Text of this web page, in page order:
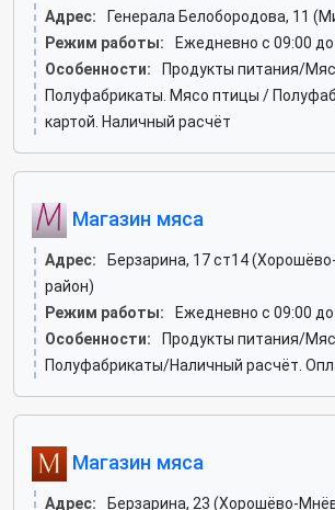
Адрес:
Генерала Белобородова, 11
Режим работы:
Ежедневно с 09:00
Особенности:
Продукты питания/
Полуфабрикаты. Мясо птицы /
картой. Наличный расчёт
Магазин мяса
Адрес:
Берзарина, 17 ст14
район)
Режим работы:
Ежедневно с 09:00
Особенности:
Продукты питания/
Полуфабрикаты/Наличный расчёт.
Магазин мяса
Адрес:
Берзарина, 23 (Хорошёво-